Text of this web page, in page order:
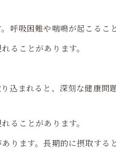
吸困難や喘鳴が起こること
ることがあります。
込まれると、深刻な健康問
ることがあります。
ります。長期的に摂取する